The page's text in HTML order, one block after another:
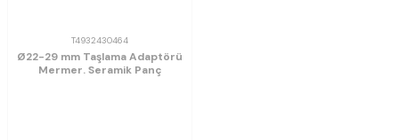
T4932430464
Ø22-29 mm Taşlama Adaptörü
Mermer. Seramik Panç